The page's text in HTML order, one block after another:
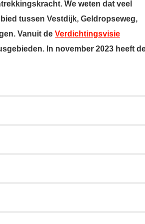
We weten dat veel
tussen Vestdijk, Geldropseweg,
Vanuit de Verdichtingsvisie
In november 2023 heeft